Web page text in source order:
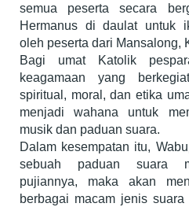
semua peserta secara
Hermanus di daulat untuk
oleh peserta dari Mansalong,
Bagi umat Katolik
keagamaan yang
spiritual, moral, dan etika
menjadi wahana untuk
musik dan paduan suara.
Dalam kesempatan itu,
sebuah paduan suara
pujiannya, maka akan
berbagai macam jenis